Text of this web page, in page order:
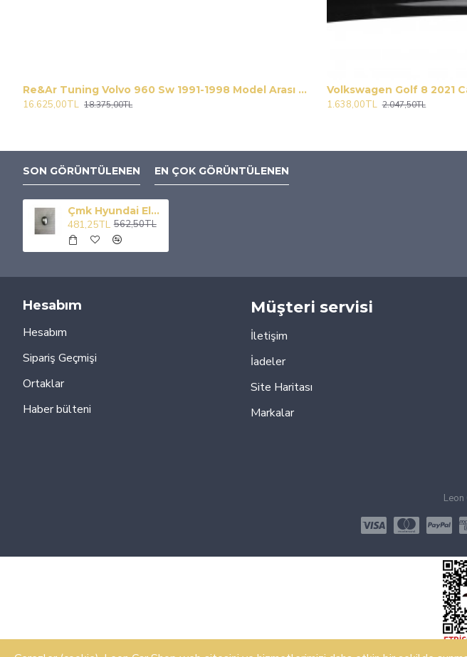
Re&Ar Tuning Volvo 960 Sw 1991-1998 Model Arası 380 Lt. Portbagaj-Beyaz
16.625,00TL 18.375,00TL
Volkswagen Golf 8 2021
1.638,00TL 2.047,50TL
SON GÖRÜNTÜLENEN EN ÇOK GÖRÜNTÜLENEN
Çmk Hyundai Elantra 2016-2019 Vites Topuzu Kaplama Silver Abs
481,25TL 562,50TL
Hesabım
Hesabım
Sipariş Geçmişi
Ortaklar
Haber bülteni
Müşteri servisi
İletişim
İadeler
Site Haritası
Markalar